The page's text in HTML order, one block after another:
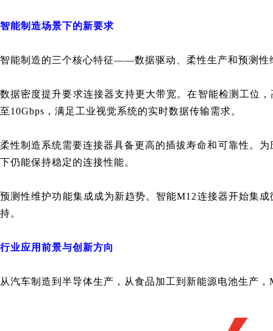
智能制造场景下的新要求
智能制造的三个核心特征——数据驱动、柔性生产和预测性
数据密度提升要求连接器支持更大带宽。在智能检测工位
至10Gbps，满足工业视觉系统的实时数据传输需求。
柔性制造系统需要连接器具备更高的插拔寿命和可靠性。
下仍能保持稳定的连接性能。
预测性维护功能集成成为新趋势。智能M12连接器开始集
持。
行业应用前景与创新方向
从汽车制造到半导体生产，从食品加工到新能源电池生产